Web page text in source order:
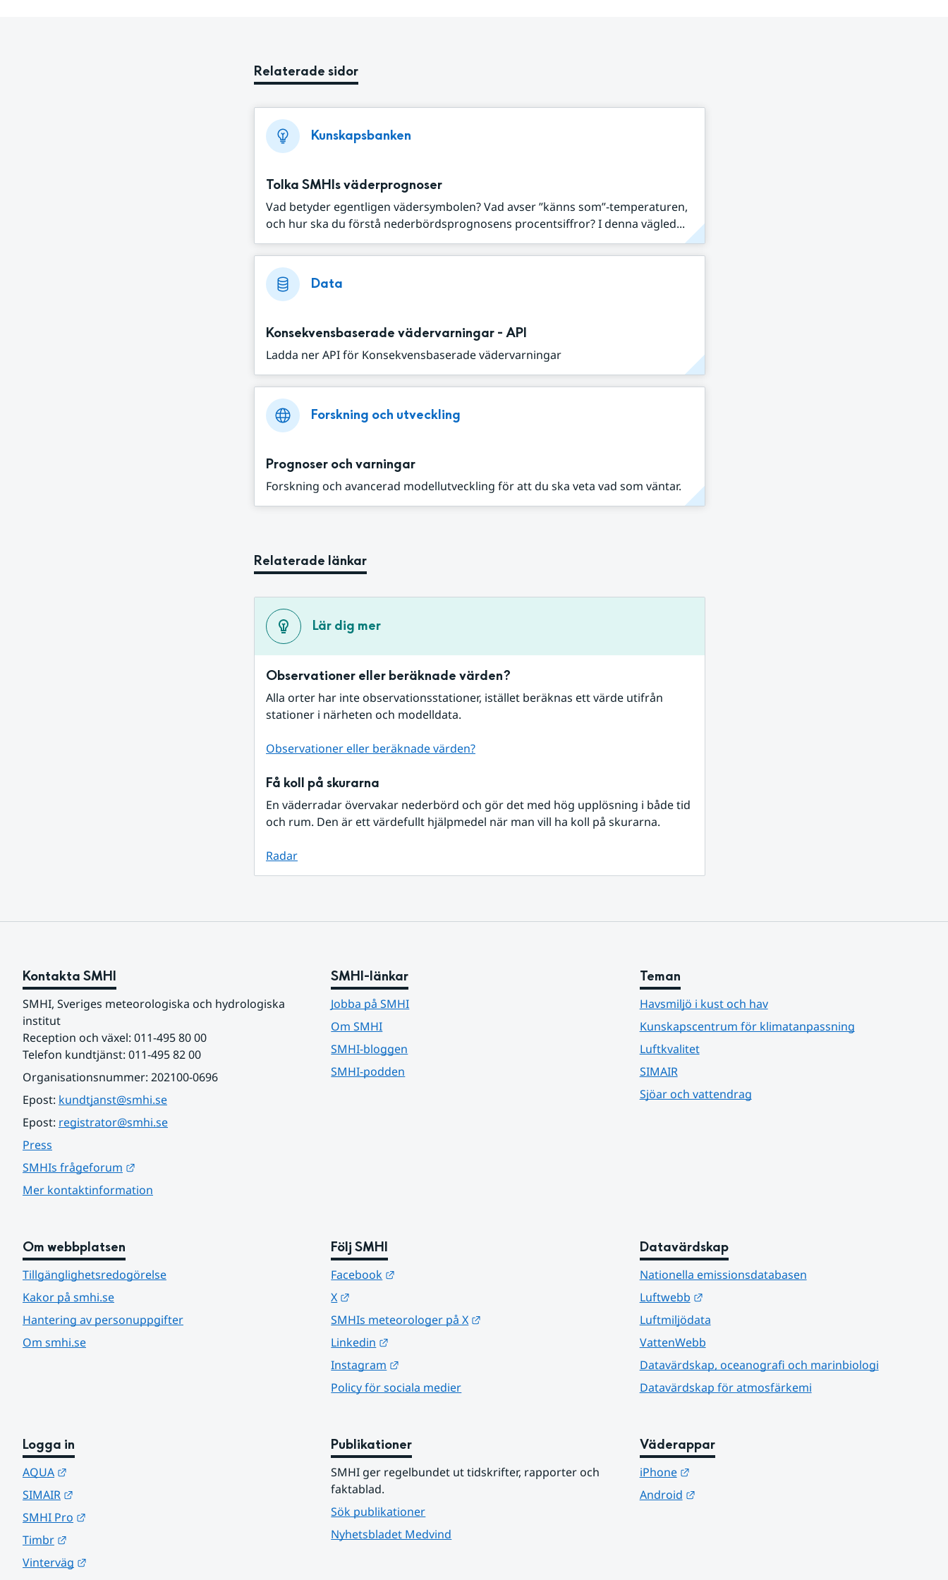
Relaterade sidor
Kunskapsbanken
Tolka SMHIs väderprognoser
Vad betyder egentligen vädersymbolen? Vad avser ”känns som”-temperaturen,
och hur ska du förstå nederbördsprognosens procentsiffror? I denna vägled...
Data
Konsekvensbaserade vädervarningar - API
Ladda ner API för Konsekvensbaserade vädervarningar
Forskning och utveckling
Prognoser och varningar
Forskning och avancerad modellutveckling för att du ska veta vad som väntar.
Relaterade länkar
Lär dig mer
Observationer eller beräknade värden?
Alla orter har inte observationsstationer, istället beräknas ett värde utifrån
stationer i närheten och modelldata.
Observationer eller beräknade värden?
Få koll på skurarna
En väderradar övervakar nederbörd och gör det med hög upplösning i både tid
och rum. Den är ett värdefullt hjälpmedel när man vill ha koll på skurarna.
Radar
Kontakta SMHI
SMHI, Sveriges meteorologiska och hydrologiska
institut
Reception och växel: 011-495 80 00
Telefon kundtjänst: 011-495 82 00
Organisationsnummer: 202100-0696
Epost: kundtjanst@smhi.se
Epost: registrator@smhi.se
Press
SMHIs frågeforum
Mer kontaktinformation
SMHI-länkar
Jobba på SMHI
Om SMHI
SMHI-bloggen
SMHI-podden
Teman
Havsmiljö i kust och hav
Kunskapscentrum för klimatanpassning
Luftkvalitet
SIMAIR
Sjöar och vattendrag
Om webbplatsen
Tillgänglighetsredogörelse
Kakor på smhi.se
Hantering av personuppgifter
Om smhi.se
Följ SMHI
Facebook
X
SMHIs meteorologer på X
Linkedin
Instagram
Policy för sociala medier
Datavärdskap
Nationella emissionsdatabasen
Luftwebb
Länk till annan webbplats.
Luftmiljödata
VattenWebb
Datavärdskap, oceanografi och marinbiologi
Datavärdskap för atmosfärkemi
Logga in
AQUA
SIMAIR
SMHI Pro
Timbr
Vinterväg
Publikationer
SMHI ger regelbundet ut tidskrifter, rapporter och
faktablad.
Sök publikationer
Nyhetsbladet Medvind
Väderappar
iPhone
Länk till annan webbplats.
Android
Länk till annan webbplats.